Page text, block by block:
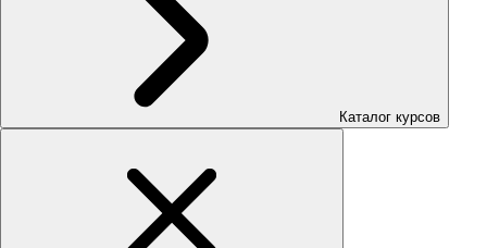
Каталог курсов